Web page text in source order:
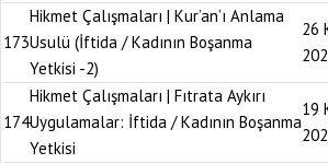
173
Hikmet Çalışmaları | Kur’an’ı Anlama
Usulü (İftida / Kadının Boşanma
Yetkisi -2)
26
174
Hikmet Çalışmaları | Fıtrata Aykırı
Uygulamalar: İftida / Kadının Boşanma
Yetkisi
19